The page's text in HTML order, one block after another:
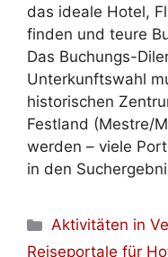
das ideale Hotel,
finden und teure
Das Buchungs-
Unterkunftswahl
historischen
Festland (Mestre/
werden – viele
in den
Kategorien
Aktivitäten in
Reiseportale für